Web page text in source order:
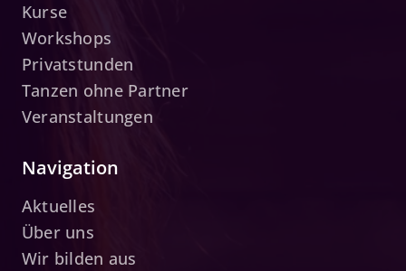
Kurse
Workshops
Privatstunden
Tanzen ohne Partner
Veranstaltungen
Navigation
Aktuelles
Über uns
Wir bilden aus